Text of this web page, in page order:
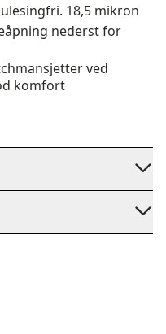
18,5 mikron
nederst for
ved
komfort